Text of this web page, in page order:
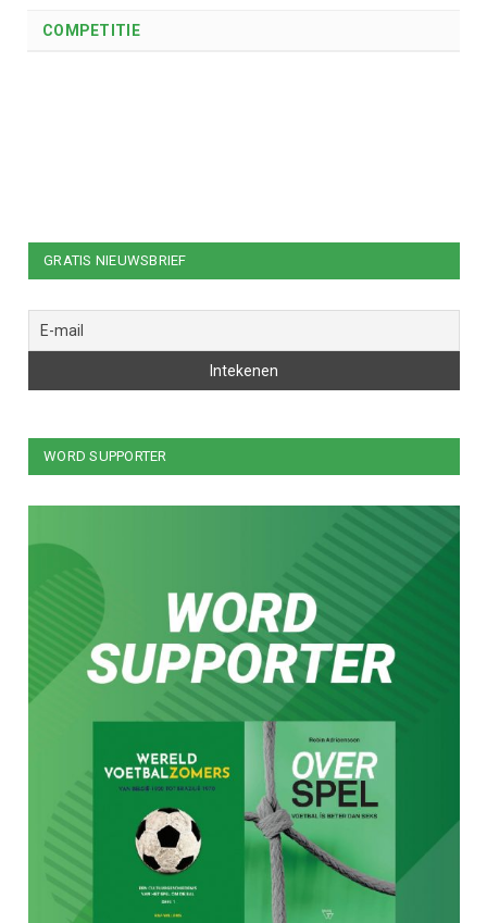
COMPETITIE
GRATIS NIEUWSBRIEF
WORD SUPPORTER